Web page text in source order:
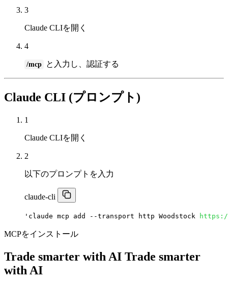
3
Claude CLIを開く
4
/mcp と入力し、認証する
Claude CLI (プロンプト)
1
Claude CLIを開く
2
以下のプロンプトを入力
claude-cli
'claude mcp add --transport http Woodstock https://
MCPをインストール
Trade smarter with AI Trade smarter
with AI